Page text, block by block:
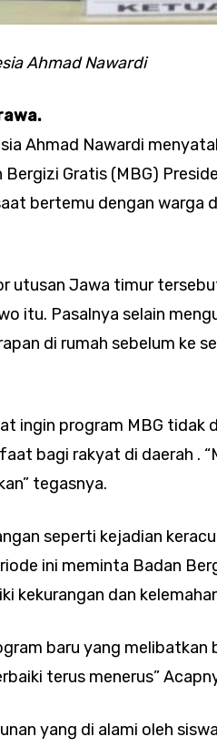
Ahmad Nawardi
Ahmad Nawardi
Bergizi Gratis (MBG)
bertemu dengan warga
utusan Jawa timur
itu. Pasalnya selain
di rumah sebelum ke
ingin program MBG tidak
bagi rakyat di daerah .
tegasnya.
seperti kejadian
ini meminta Badan
kekurangan dan
baru yang
terus menerus”
yang di alami oleh